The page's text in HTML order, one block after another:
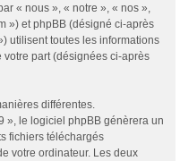
« nous », « notre », « nos »,
») et phpBB (désigné ci-après
utilisent toutes les informations
votre part (désignées ci-après
différentes.
», le logiciel phpBB génèrera un
fichiers téléchargés
votre ordinateur. Les deux